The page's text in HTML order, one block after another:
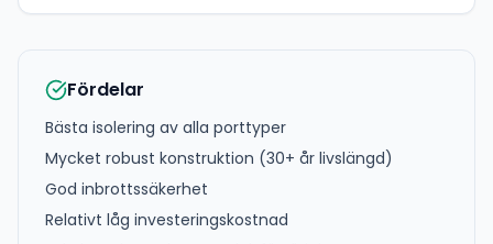
Fördelar
Bästa isolering av alla porttyper
Mycket robust konstruktion (30+ år livslängd)
God inbrottssäkerhet
Relativt låg investeringskostnad